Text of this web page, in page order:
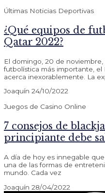
Últimas Noticias Deportivas
¿Qué equipos de
Qatar 2022?
El domingo, 20 de
futbolística más importante, el
acerca inexorablemente. La
Joaquín 24/10/2022
Juegos de Casino Online
7 consejos de
principiante debe
A día de hoy es innegable
una de las formas de
mundo. Cada vez
Joaquín 28/04/2022